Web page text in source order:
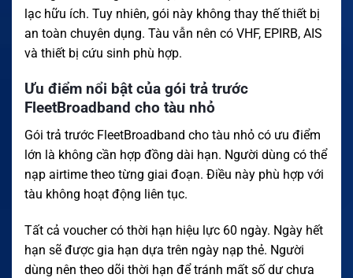
lạc hữu ích. Tuy nhiên, gói này không thay thế thiết bị
an toàn chuyên dụng. Tàu vẫn nên có VHF, EPIRB, AIS
và thiết bị cứu sinh phù hợp.
Ưu điểm nổi bật của gói trả trước
FleetBroadband cho tàu nhỏ
Gói trả trước FleetBroadband cho tàu nhỏ có ưu điểm
lớn là không cần hợp đồng dài hạn. Người dùng có thể
nạp airtime theo từng giai đoạn. Điều này phù hợp với
tàu không hoạt động liên tục.
Tất cả voucher có thời hạn hiệu lực 60 ngày. Ngày hết
hạn sẽ được gia hạn dựa trên ngày nạp thẻ. Người
dùng nên theo dõi thời hạn để tránh mất số dư chưa